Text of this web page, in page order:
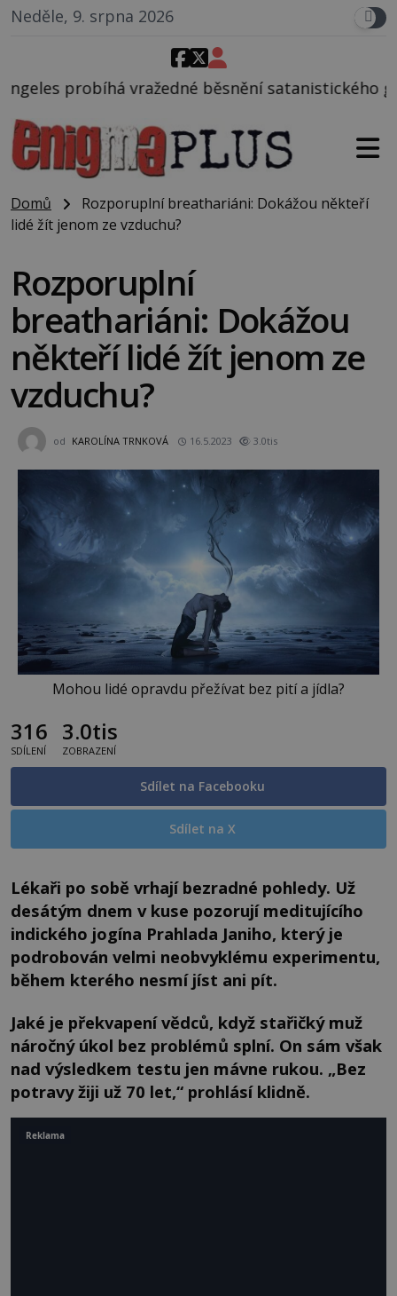
Neděle, 9. srpna 2026
běsnění satanistického gangu vedeného
Domů
Rozporuplní breathariáni: Dokážou někteří
lidé žít jenom ze vzduchu?
Rozporuplní
breathariáni: Dokážou
někteří lidé žít jenom ze
vzduchu?
od KAROLÍNA TRNKOVÁ 16.5.2023 3.0tis
Mohou lidé opravdu přežívat bez pití a jídla?
316
SDÍLENÍ
3.0tis
ZOBRAZENÍ
Sdílet na Facebooku
Sdílet na X
Lékaři po sobě vrhají bezradné pohledy. Už
desátým dnem v kuse pozorují meditujícího
indického jogína Prahlada Janiho, který je
podrobován velmi neobvyklému experimentu,
během kterého nesmí jíst ani pít.
Jaké je překvapení vědců, když stařičký muž
náročný úkol bez problémů splní. On sám však
nad výsledkem testu jen mávne rukou. „Bez
potravy žiji už 70 let,“ prohlásí klidně.
Reklama